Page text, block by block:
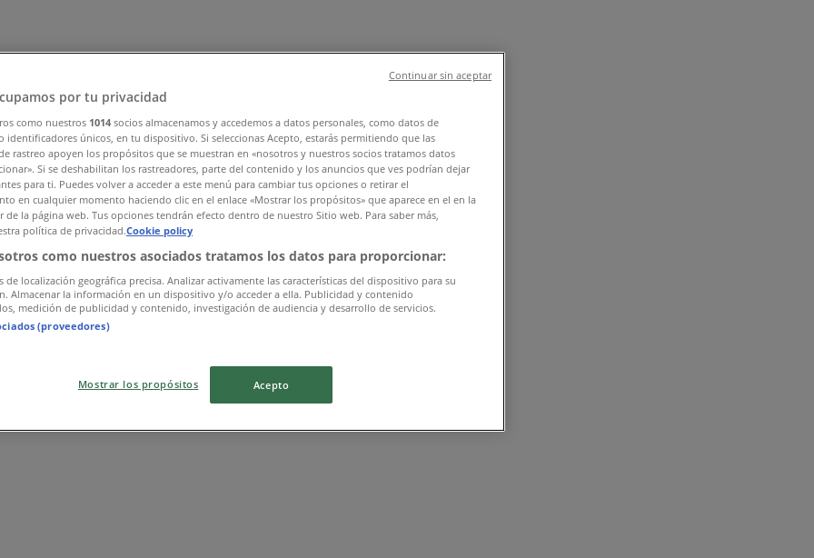
セール (0)
por tu privacidad
como nuestros 1014 socios almacenamos y accedemos a datos personales, como datos de
identificadores únicos, en tu dispositivo. Si seleccionas Acepto, estarás permitiendo que las
rastreo apoyen los propósitos que se muestran en «nosotros y nuestros socios tratamos datos
Si se deshabilitan los rastreadores, parte del contenido y los anuncios que ves podrían dejar
para ti. Puedes volver a acceder a este menú para cambiar tus opciones o retirar el
en cualquier momento haciendo clic en el enlace «Mostrar los propósitos» que aparece en el en la
de la página web. Tus opciones tendrán efecto dentro de nuestro Sitio web. Para saber más,
política de privacidad.Cookie policy
como nuestros asociados tratamos los datos para proporcionar:
de localización geográfica precisa. Analizar activamente las características del dispositivo para su
Almacenar la información en un dispositivo y/o acceder a ella. Publicidad y contenido
medición de publicidad y contenido, investigación de audiencia y desarrollo de servicios.
(proveedores)
Mostrar los propósitos Acepto
Continuar sin aceptar